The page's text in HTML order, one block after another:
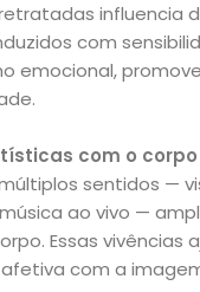
influencia
com
emocional,
com o
sentidos —
ao vivo —
Essas
com a